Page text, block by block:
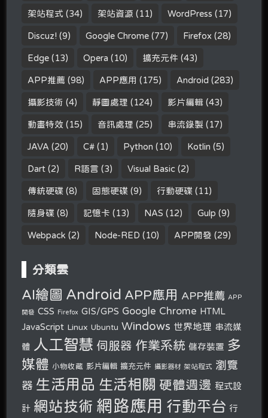
架站程式 (34) 架站資源 (11) WordPress (17)
Discuz! (9) Google Chrome (77) Firefox (28)
Edge (13) Opera (10) 擴充元件 (43)
APP推薦 (98) APP應用 (175) Android (283)
攝影技術 (4) 靜圖處理 (124) 影片編輯 (43)
動畫特效 (15) 音訊處理 (25) 串流錄製 (17)
JAVA (20) C# (1) Python (10) Kotlin (5)
Dart (2) R語言 (3) Visual Basic (2)
傳統硬碟 (8) 固態硬碟 (9) 行動硬碟 (11)
隨身碟 (8) 記憶卡 (13) NAS (12) Gulp (9)
Webpack (2) Node-RED (10) APP開發 (29)
分類雲
AI繪圖 Android APP應用 APP推薦 APP
開發 CSS Firefox GIS/GPS Google Chrome HTML
JavaScript Linux Ubuntu Windows 世界地理 串流媒
體 人工智慧 伺服器 作業系統 儲存裝置 多
媒體 小物收藏 影片編輯 擴充元件 攝影器材 架站程式
瀏覽
器 生活用品 生活相關 硬體週邊 程式設
計 網站技術 網路應用 行動平台 行